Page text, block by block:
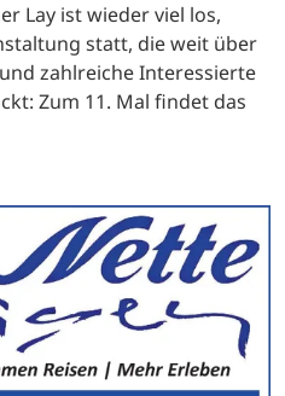
Lay ist wieder viel los,
statt, die weit über
zahlreiche Interessierte
Zum 11. Mal findet das